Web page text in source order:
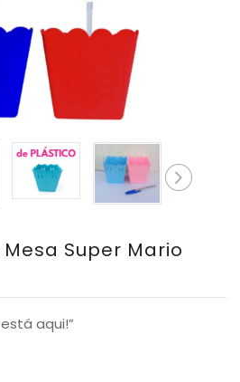
Super Mario
aqui!”